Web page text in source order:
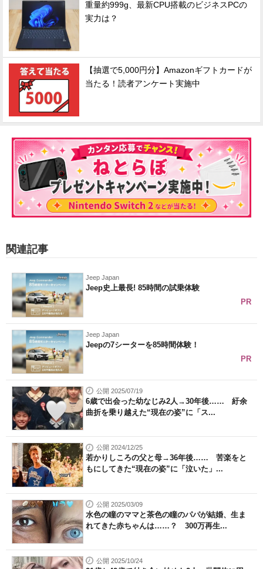
重量約999g、最新CPU搭載のビジネスPCの
実力は？
【抽選で5,000円分】Amazonギフトカードが
当たる！読者アンケート実施中
関連記事
Jeep Japan
Jeep史上最長! 85時間の試乗体験
PR
Jeep Japan
Jeepの7シーターを85時間体験！
PR
公開 2025/07/19
6歳で出会った幼なじみ2人→30年後…… 紆余
曲折を乗り越えた“現在の姿”に「ス...
公開 2024/12/25
若かりしころの父と母→36年後…… 苦楽をと
もにしてきた“現在の姿”に「泣いた」...
公開 2025/03/09
水色の瞳のママと茶色の瞳のパパが結婚、生ま
れてきた赤ちゃんは……？ 300万再生...
公開 2025/10/24